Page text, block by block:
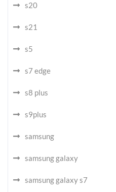
s20
s21
s5
s7 edge
s8 plus
s9plus
samsung
samsung galaxy
samsung galaxy s7